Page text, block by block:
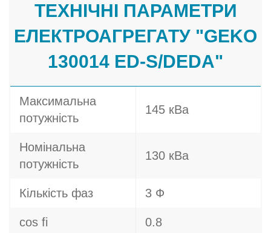
ТЕХНІЧНІ ПАРАМЕТРИ
ЕЛЕКТРОАГРЕГАТУ "GEKO
130014 ED-S/DEDA"
Максимальна
потужність
145 кВа
Номінальна
потужність
130 кВа
Кількість фаз 3 Ф
cos fi 0.8